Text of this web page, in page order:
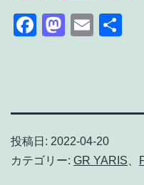
Facebook
Email
投稿日: 2022-04-20
カテゴリー: GR YARIS